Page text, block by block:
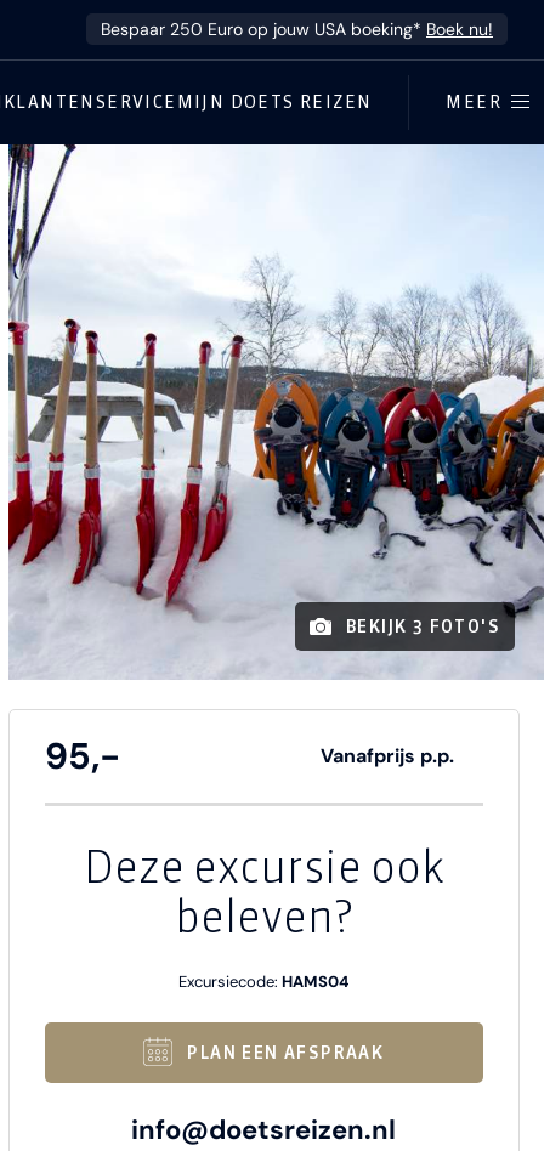
Bespaar 250 Euro op jouw USA boeking* Boek nu!
KLANTENSERVICE MIJN DOETS REIZEN MEER
BEKIJK 3 FOTO'S
95,- Vanafprijs p.p.
Deze excursie ook
beleven?
Excursiecode:HAMS04
PLAN EEN AFSPRAAK
info@doetsreizen.nl